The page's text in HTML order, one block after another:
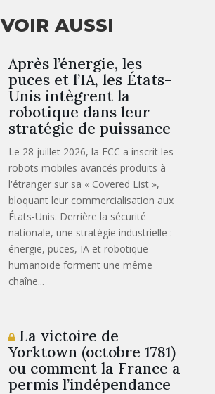
VOIR AUSSI
Après l’énergie, les
puces et l’IA, les États-
Unis intègrent la
robotique dans leur
stratégie de puissance
Le 28 juillet 2026, la FCC a inscrit les
robots mobiles avancés produits à
l'étranger sur sa « Covered List »,
bloquant leur commercialisation aux
États-Unis. Derrière la sécurité
nationale, une stratégie industrielle :
énergie, puces, IA et robotique
humanoïde forment une même
chaîne...
La victoire de
Yorktown (octobre 1781)
ou comment la France a
permis l’indépendance